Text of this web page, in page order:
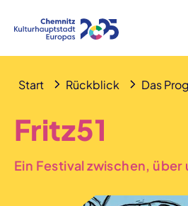
Start Rückblick Das
Fritz51
Ein Festival zwischen,